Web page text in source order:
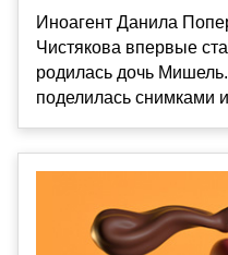
Иноагент Данила
Чистякова впервые
родилась дочь
поделилась снимками